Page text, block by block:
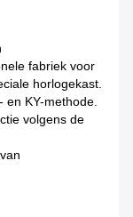
fabriek voor
horlogekast.
KY-methode.
volgens de